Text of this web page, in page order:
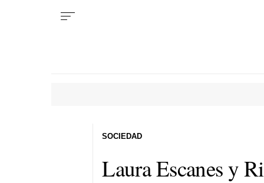
Laura Escanes y
SOCIEDAD